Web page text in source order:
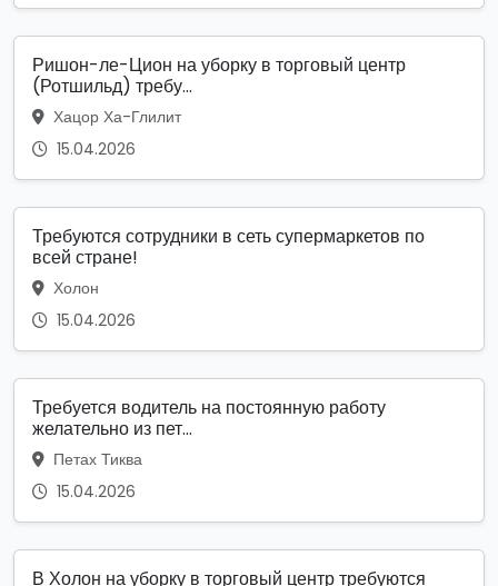
Ришон-ле-Цион на уборку в торговый центр
(Ротшильд) требу...
Хацор Ха-Глилит
15.04.2026
Требуются сотрудники в сеть супермаркетов по
всей стране!
Холон
15.04.2026
Требуется водитель на постоянную работу
желательно из пет...
Петах Тиква
15.04.2026
В Холон на уборку в торговый центр требуются